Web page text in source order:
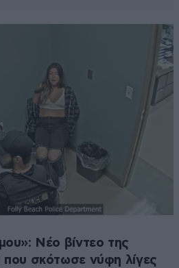
Νέο βίντεο της
σκότωσε νύφη λίγες